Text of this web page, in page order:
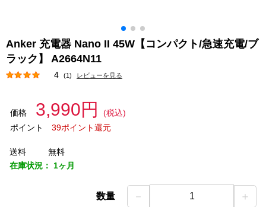
Anker 充電器 Nano II 45W【コンパクト/急速充電/ブ
ラック】 A2664N11
4 (1) レビューを見る
価格 3,990円
(税込)
ポイント
39ポイント還元
送料
無料
在庫状況： 1ヶ月
数量 － 1 ＋